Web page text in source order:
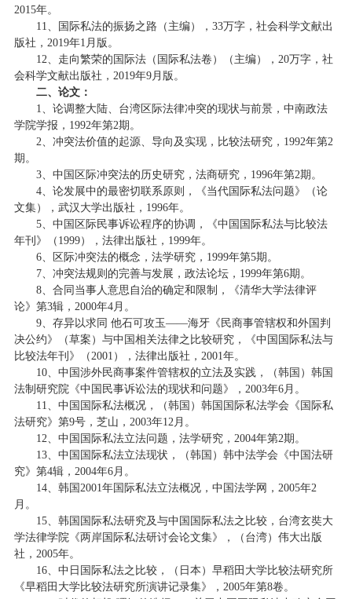
2015年。
11、国际私法的振扬之路（主编），33万字，社会科学文献出
版社，2019年1月版。
12、走向繁荣的国际法（国际私法卷）（主编），20万字，社
会科学文献出版社，2019年9月版。
二、论文：
1、论调整大陆、台湾区际法律冲突的现状与前景，中南政法
学院学报，1992年第2期。
2、冲突法价值的起源、导向及实现，比较法研究，1992年第2
期。
3、中国区际冲突法的历史研究，法商研究，1996年第2期。
4、论发展中的最密切联系原则，《当代国际私法问题》（论
文集），武汉大学出版社，1996年。
5、中国区际民事诉讼程序的协调，《中国国际私法与比较法
年刊》（1999），法律出版社，1999年。
6、区际冲突法的概念，法学研究，1999年第5期。
7、冲突法规则的完善与发展，政法论坛，1999年第6期。
8、合同当事人意思自治的确定和限制，《清华大学法律评
论》第3辑，2000年4月。
9、存异以求同 他石可攻玉——海牙《民商事管辖权和外国判
决公约》（草案）与中国相关法律之比较研究，《中国国际私法与
比较法年刊》（2001），法律出版社，2001年。
10、中国涉外民商事案件管辖权的立法及实践，（韩国）韩国
法制研究院《中国民事诉讼法的现状和问题》，2003年6月。
11、中国国际私法概况，（韩国）韩国国际私法学会《国际私
法研究》第9号，芝山，2003年12月。
12、中国国际私法立法问题，法学研究，2004年第2期。
13、中国国际私法立法现状，（韩国）韩中法学会《中国法研
究》第4辑，2004年6月。
14、韩国2001年国际私法立法概况，中国法学网，2005年2
月。
15、韩国国际私法研究及与中国国际私法之比较，台湾玄奘大
学法律学院《两岸国际私法研讨会论文集》，（台湾）伟大出版
社，2005年。
16、中日国际私法之比较，（日本）早稻田大学比较法研究所
《早稻田大学比较法研究所演讲记录集》，2005年第8卷。